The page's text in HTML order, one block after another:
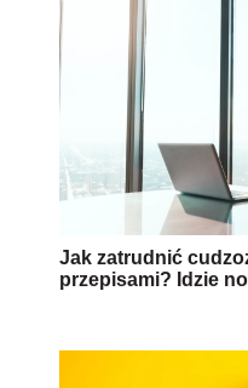
Jak zatrudnić
przepisami? Idzie